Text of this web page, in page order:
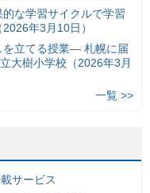
な学習サイクルで学習
年3月10日）
を立てる授業— 札幌に届
大樹小学校（2026年3月
一覧 >>
サービス